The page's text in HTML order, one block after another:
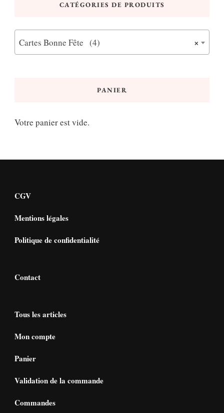
CATÉGORIES DE PRODUITS
×
Cartes Bonne Fête (4)
PANIER
Votre panier est vide.
CGV
Mentions légales
Politique de confidentialité
Contact
Tous les articles
Mon compte
Panier
Validation de la commande
Commandes